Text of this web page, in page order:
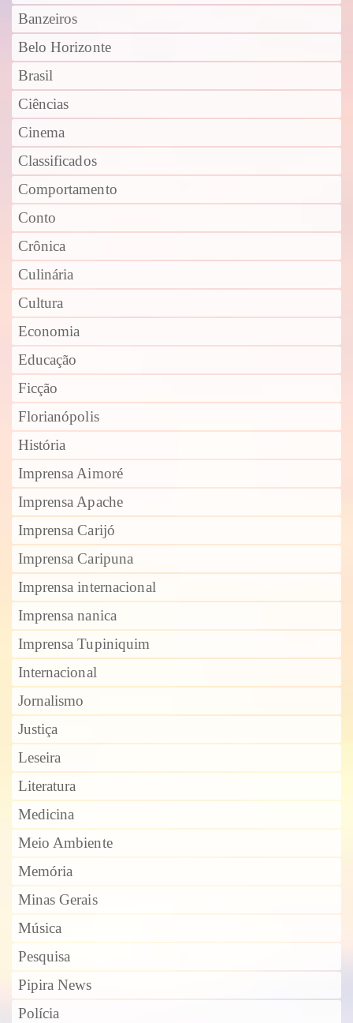
Banzeiros
Belo Horizonte
Brasil
Ciências
Cinema
Classificados
Comportamento
Conto
Crônica
Culinária
Cultura
Economia
Educação
Ficção
Florianópolis
História
Imprensa Aimoré
Imprensa Apache
Imprensa Carijó
Imprensa Caripuna
Imprensa internacional
Imprensa nanica
Imprensa Tupiniquim
Internacional
Jornalismo
Justiça
Leseira
Literatura
Medicina
Meio Ambiente
Memória
Minas Gerais
Música
Pesquisa
Pipira News
Polícia